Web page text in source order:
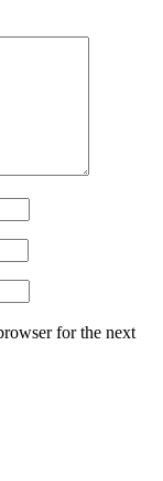
for the next